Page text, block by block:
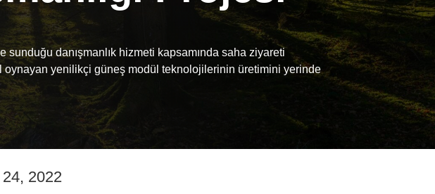
danışmanlık hizmeti kapsamında saha ziyareti
oynayan yenilikçi güneş modül teknolojilerinin üretimini yerinde
2022